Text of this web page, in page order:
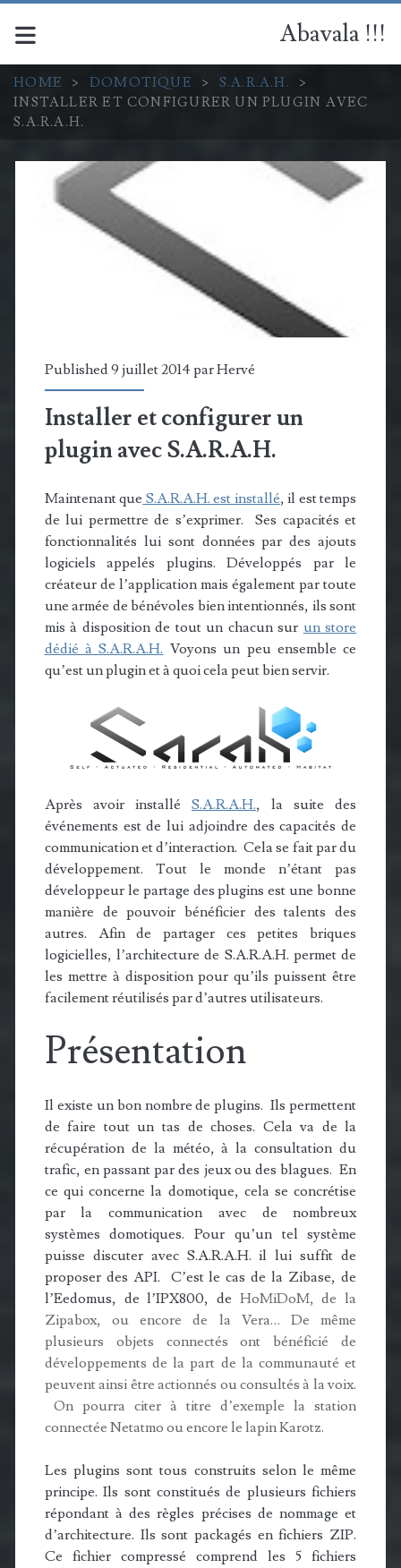
Abavala !!!
HOME > DOMOTIQUE > S.A.R.A.H.
>
INSTALLER ET CONFIGURER UN PLUGIN AVEC
S.A.R.A.H.
Published 9 juillet 2014 parHervé
Installer et configurer un
plugin avec S.A.R.A.H.
Maintenant que S.A.R.A.H. est installé, il est temps
de lui permettre de s’exprimer. Ses capacités et
fonctionnalités lui sont données par des ajouts
logiciels appelés plugins. Développés par le
créateur de l’application mais également par toute
une armée de bénévoles bien intentionnés, ils sont
mis à disposition de tout un chacun sur un store
dédié à S.A.R.A.H. Voyons un peu ensemble ce
qu’est un plugin et à quoi cela peut bien servir.
Après avoir installé S.A.R.A.H., la suite des
événements est de lui adjoindre des capacités de
communication et d’interaction. Cela se fait par du
développement. Tout le monde n’étant pas
développeur le partage des plugins est une bonne
manière de pouvoir bénéficier des talents des
autres. Afin de partager ces petites briques
logicielles, l’architecture de S.A.R.A.H. permet de
les mettre à disposition pour qu’ils puissent être
facilement réutilisés par d’autres utilisateurs.
Présentation
Il existe un bon nombre de plugins. Ils permettent
de faire tout un tas de choses. Cela va de la
récupération de la météo, à la consultation du
trafic, en passant par des jeux ou des blagues. En
ce qui concerne la domotique, cela se concrétise
par la communication avec de nombreux
systèmes domotiques. Pour qu’un tel système
puisse discuter avec S.A.R.A.H. il lui suffit de
proposer des API. C’est le cas de la Zibase, de
l’Eedomus, de l’IPX800, de HoMiDoM, de la
Zipabox, ou encore de la Vera… De même
plusieurs objets connectés ont bénéficié de
développements de la part de la communauté et
peuvent ainsi être actionnés ou consultés à la voix.
On pourra citer à titre d’exemple la station
connectée Netatmo ou encore le lapin Karotz.
Les plugins sont tous construits selon le même
principe. Ils sont constitués de plusieurs fichiers
répondant à des règles précises de nommage et
d’architecture. Ils sont packagés en fichiers ZIP.
Ce fichier compressé comprend les 5 fichiers